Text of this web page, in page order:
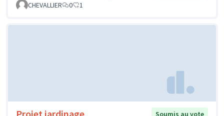
CHEVALLIER
0 1
Soumis au vote